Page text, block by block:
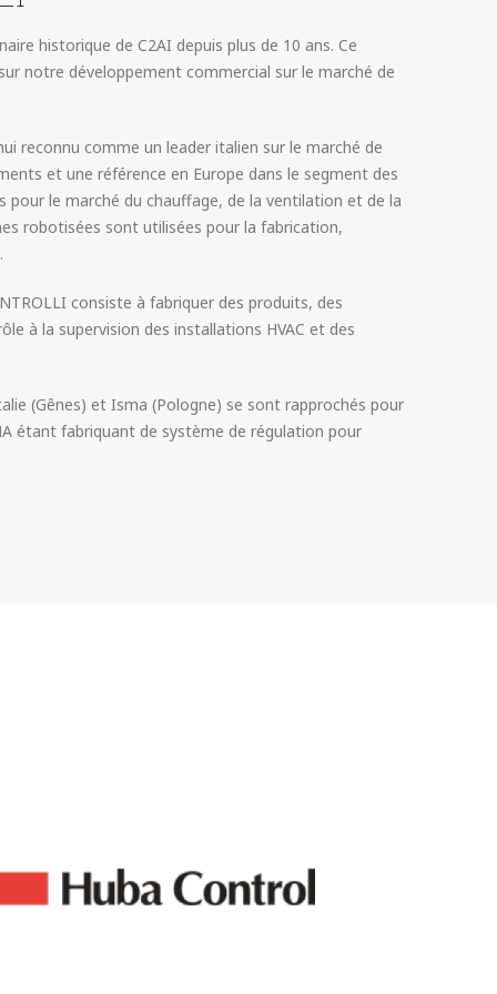
historique de C2AI depuis plus de 10 ans. Ce
notre développement commercial sur le marché de
reconnu comme un leader italien sur le marché de
et une référence en Europe dans le segment des
pour le marché du chauffage, de la ventilation et de la
robotisées sont utilisées pour la fabrication,
consiste à fabriquer des produits, des
à la supervision des installations HVAC et des
(Gênes) et Isma (Pologne) se sont rapprochés pour
étant fabriquant de système de régulation pour